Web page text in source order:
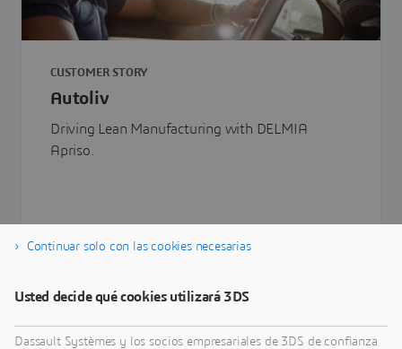
CUSTOMER STORY
Autoliv
Driving Lean Manufacturing with DELMIA
Apriso.
Continuar solo con las cookies necesarias
Usted decide qué cookies utilizará 3DS
Dassault Systèmes y los socios empresariales de 3DS de confianza